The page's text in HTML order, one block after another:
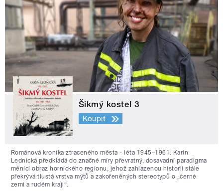
Šikmý kostel 3
Koupit
Románová kronika ztraceného města - léta 1945–1961. Karin
Lednická předkládá do značné míry převratný, dosavadní paradigma
měnící obraz hornického regionu, jehož zahlazenou historii stále
překrývá tlustá vrstva mýtů a zakořeněných stereotypů o „černé
zemi a rudém kraji“.